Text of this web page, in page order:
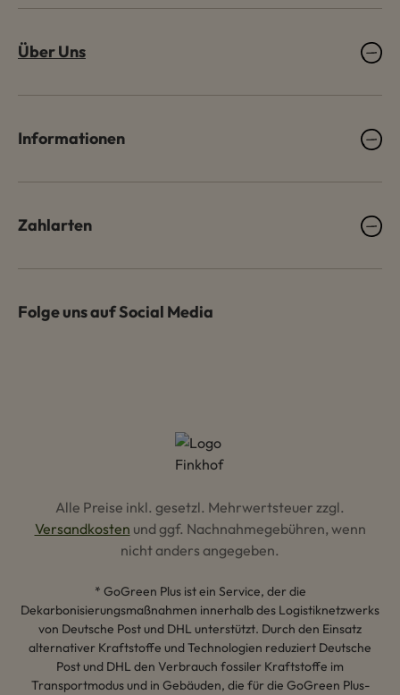
Über Uns
Informationen
Zahlarten
Folge uns auf Social Media
Alle Preise inkl. gesetzl. Mehrwertsteuer zzgl.
Versandkosten und ggf. Nachnahmegebühren, wenn
nicht anders angegeben.
* GoGreen Plus ist ein Service, der die
Dekarbonisierungsmaßnahmen innerhalb des Logistiknetzwerks
von Deutsche Post und DHL unterstützt. Durch den Einsatz
alternativer Kraftstoffe und Technologien reduziert Deutsche
Post und DHL den Verbrauch fossiler Kraftstoffe im
Transportmodus und in Gebäuden, die für die GoGreen Plus-